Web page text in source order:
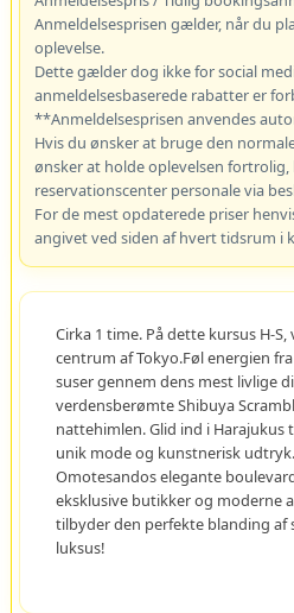
Anmeldelsesprisen gælder, når du
oplevelse.
Dette gælder dog ikke for social
anmeldelsesbaserede rabatter er
**Anmeldelsesprisen anvendes
Hvis du ønsker at bruge den
ønsker at holde oplevelsen
reservationscenter personale via
For de mest opdaterede priser
angivet ved siden af hvert tidsrum i
Cirka 1 time. På dette kursus H-
centrum af Tokyo.Føl energien
suser gennem dens mest livlige
verdensberømte Shibuya
nattehimlen. Glid ind i Harajukus
unik mode og kunstnerisk
Omotesandos elegante
eksklusive butikker og moderne
tilbyder den perfekte blanding
luksus!